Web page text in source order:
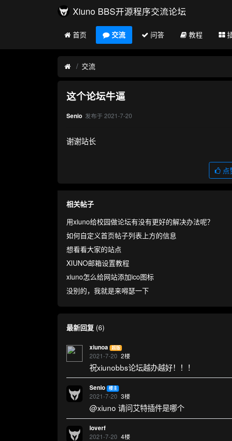
Xiuno BBS开源程序交流论坛
首页 交流 问答 教程
交流
这个论坛牛逼
Senio 发布于 2021-7-20
谢谢站长
点
相关帖子
用xiuno给校园做论坛有没有更好的解决办法呢？
如何自定义首页帖子列表上方的信息
想看看大家的站点
XIUNO邮箱设置教程
xiuno怎么给网站添加ico图标
没别的，我就是来嘚瑟一下
最新回复(6)
xiunoa 超版
2021-7-20 2楼
祝xiunobbs论坛越办越好！！！
Senio 楼主
2021-7-20 3楼
@xiuno 请问艾特插件是哪个
loverf
2021-7-20 4楼